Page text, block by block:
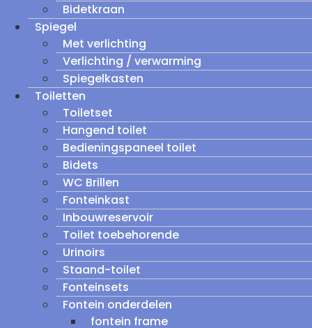
Bidetkraan
Spiegel
Met verlichting
Verlichting / verwarming
Spiegelkasten
Toiletten
Toiletset
Hangend toilet
Bedieningspaneel toilet
Bidets
WC Brillen
Fonteinkast
Inbouwreservoir
Toilet toebehorende
Urinoirs
Staand-toilet
Fonteinsets
Fontein onderdelen
fontein frame